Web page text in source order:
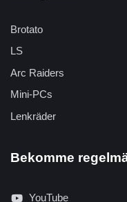
Brotato
LS
Arc Raiders
Mini-PCs
Lenkräder
Bekomme
YouTube